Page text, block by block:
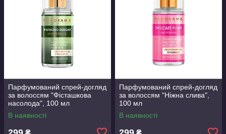
Парфумований спрей-догляд
за волоссям "Фісташкова
насолода", 100 мл
В наявності
Парфумований спрей-догляд
за волоссям "Ніжна слива",
100 мл
В наявності